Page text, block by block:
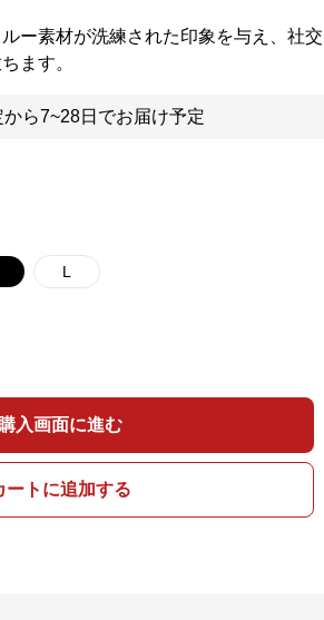
ー素材が洗練された印象を与え、社交
ます。
から7~28日でお届け予定
L
購入画面に進む
ートに追加する